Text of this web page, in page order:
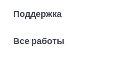
Поддержка
Все работы